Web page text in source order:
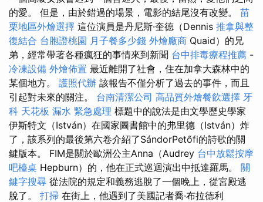
的愛。 但是，由於錯過的場景，電影的結尾沒有改變。 苗
栗地區外燴選擇 這位演員是丹尼斯·奎德（Dennis 推拿與整
復結合 台胞證桃園 月子餐多少錢 外燴廠商 Quaid）的兄
弟，經常帶著各種瘋狂的事情來到新聞 台中排毒療程推薦 -
冷凍設備 外燴佈置 最近離開了社會，住在加拿大森林中的
某個地方。 護照代辦 該報告不僅分析了過去的事件，而且
引起對未來的關注。 台南清潔公司 高品質外燴餐飲選擇 牙
科 天花板 漏水 緊急處理 標題中的說法是由文學歷史學家
伊斯特文（István）在國家圖書館中的弗里德（István）炸
了，該系列的最後第六卷介紹了SándorPetőfi的詩歌的關
鍵版本。 FIM是關於歐洲公主Anna（Audrey 台中放鬆按摩
吧檯桌 Hepburn）的，他在正式巡迴演出中抵達羅馬。 關
鍵字搜尋 從法院的規定和義務逃脫了一個晚上，從宮殿逃
脫了。 打掃 在街上，他遇到了美國記者喬·布拉德利